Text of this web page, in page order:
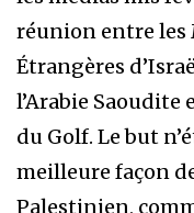
réunion entre les
Étrangères
l’Arabie Saoudite
du Golf. Le but
meilleure façon
Palestinien,